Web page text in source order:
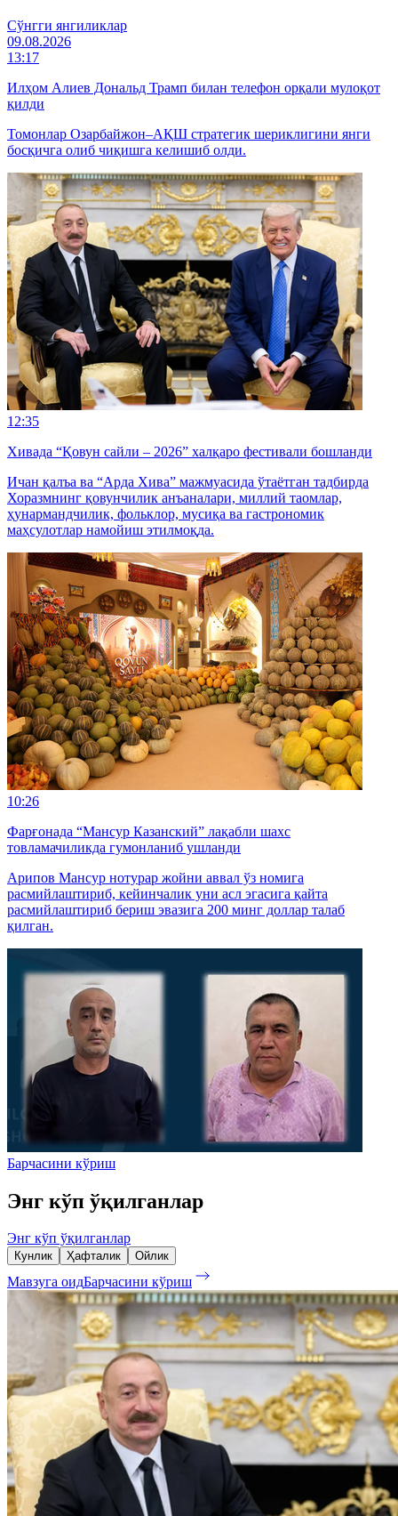
Cўнгги янгиликлар
09.08.2026
13:17
Илҳом Алиев Дональд Трамп билан телефон орқали мулоқот
қилди
Томонлар Озарбайжон–АҚШ стратегик шериклигини янги
босқичга олиб чиқишга келишиб олди.
12:35
Хивада “Қовун сайли – 2026” халқаро фестивали бошланди
Ичан қалъа ва “Арда Хива” мажмуасида ўтаётган тадбирда
Хоразмнинг қовунчилик анъаналари, миллий таомлар,
ҳунармандчилик, фольклор, мусиқа ва гастрономик
маҳсулотлар намойиш этилмоқда.
10:26
Фарғонада “Мансур Казанский” лақабли шахс
товламачиликда гумонланиб ушланди
Арипов Мансур нотурар жойни аввал ўз номига
расмийлаштириб, кейинчалик уни асл эгасига қайта
расмийлаштириб бериш эвазига 200 минг доллар талаб
қилган.
Барчасини кўриш
Энг кўп ўқилганлар
Энг кўп ўқилганлар
Кунлик Ҳафталик Ойлик
Мавзуга оидБарчасини кўриш